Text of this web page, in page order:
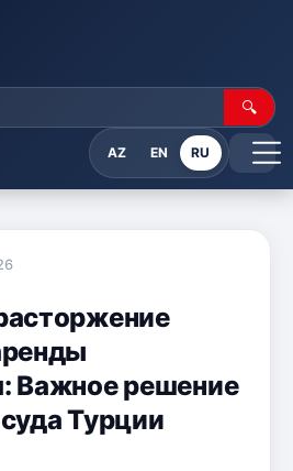
🔍
AZ EN RU
Важное решение
Турции